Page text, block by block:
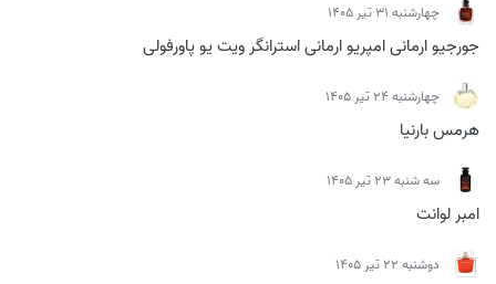
چهارشنبه 31 تیر 1405
جورجیو ارمانی امپریو ارمانی استرانگر ویت یو پاورفولی
چهارشنبه 24 تیر 1405
هرمس بارنیا
سه شنبه 23 تیر 1405
امبر لوانت
دوشنبه 22 تیر 1405